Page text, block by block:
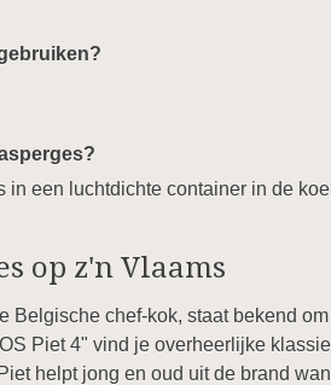
in een luchtdichte container in de
op z'n Vlaams
Belgische chef-kok, staat bekend
Piet 4" vind je overheerlijke
helpt jong en oud uit de brand